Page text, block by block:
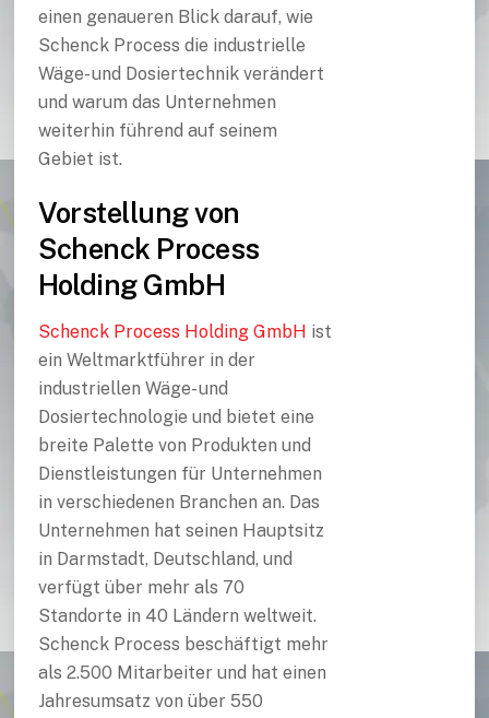
einen genaueren Blick darauf, wie
Schenck Process die industrielle
Wäge- und Dosiertechnik verändert
und warum das Unternehmen
weiterhin führend auf seinem
Gebiet ist.
Vorstellung von
Schenck Process
Holding GmbH
Schenck Process Holding GmbH ist
ein Weltmarktführer in der
industriellen Wäge- und
Dosiertechnologie und bietet eine
breite Palette von Produkten und
Dienstleistungen für Unternehmen
in verschiedenen Branchen an. Das
Unternehmen hat seinen Hauptsitz
in Darmstadt, Deutschland, und
verfügt über mehr als 70
Standorte in 40 Ländern weltweit.
Schenck Process beschäftigt mehr
als 2.500 Mitarbeiter und hat einen
Jahresumsatz von über 550